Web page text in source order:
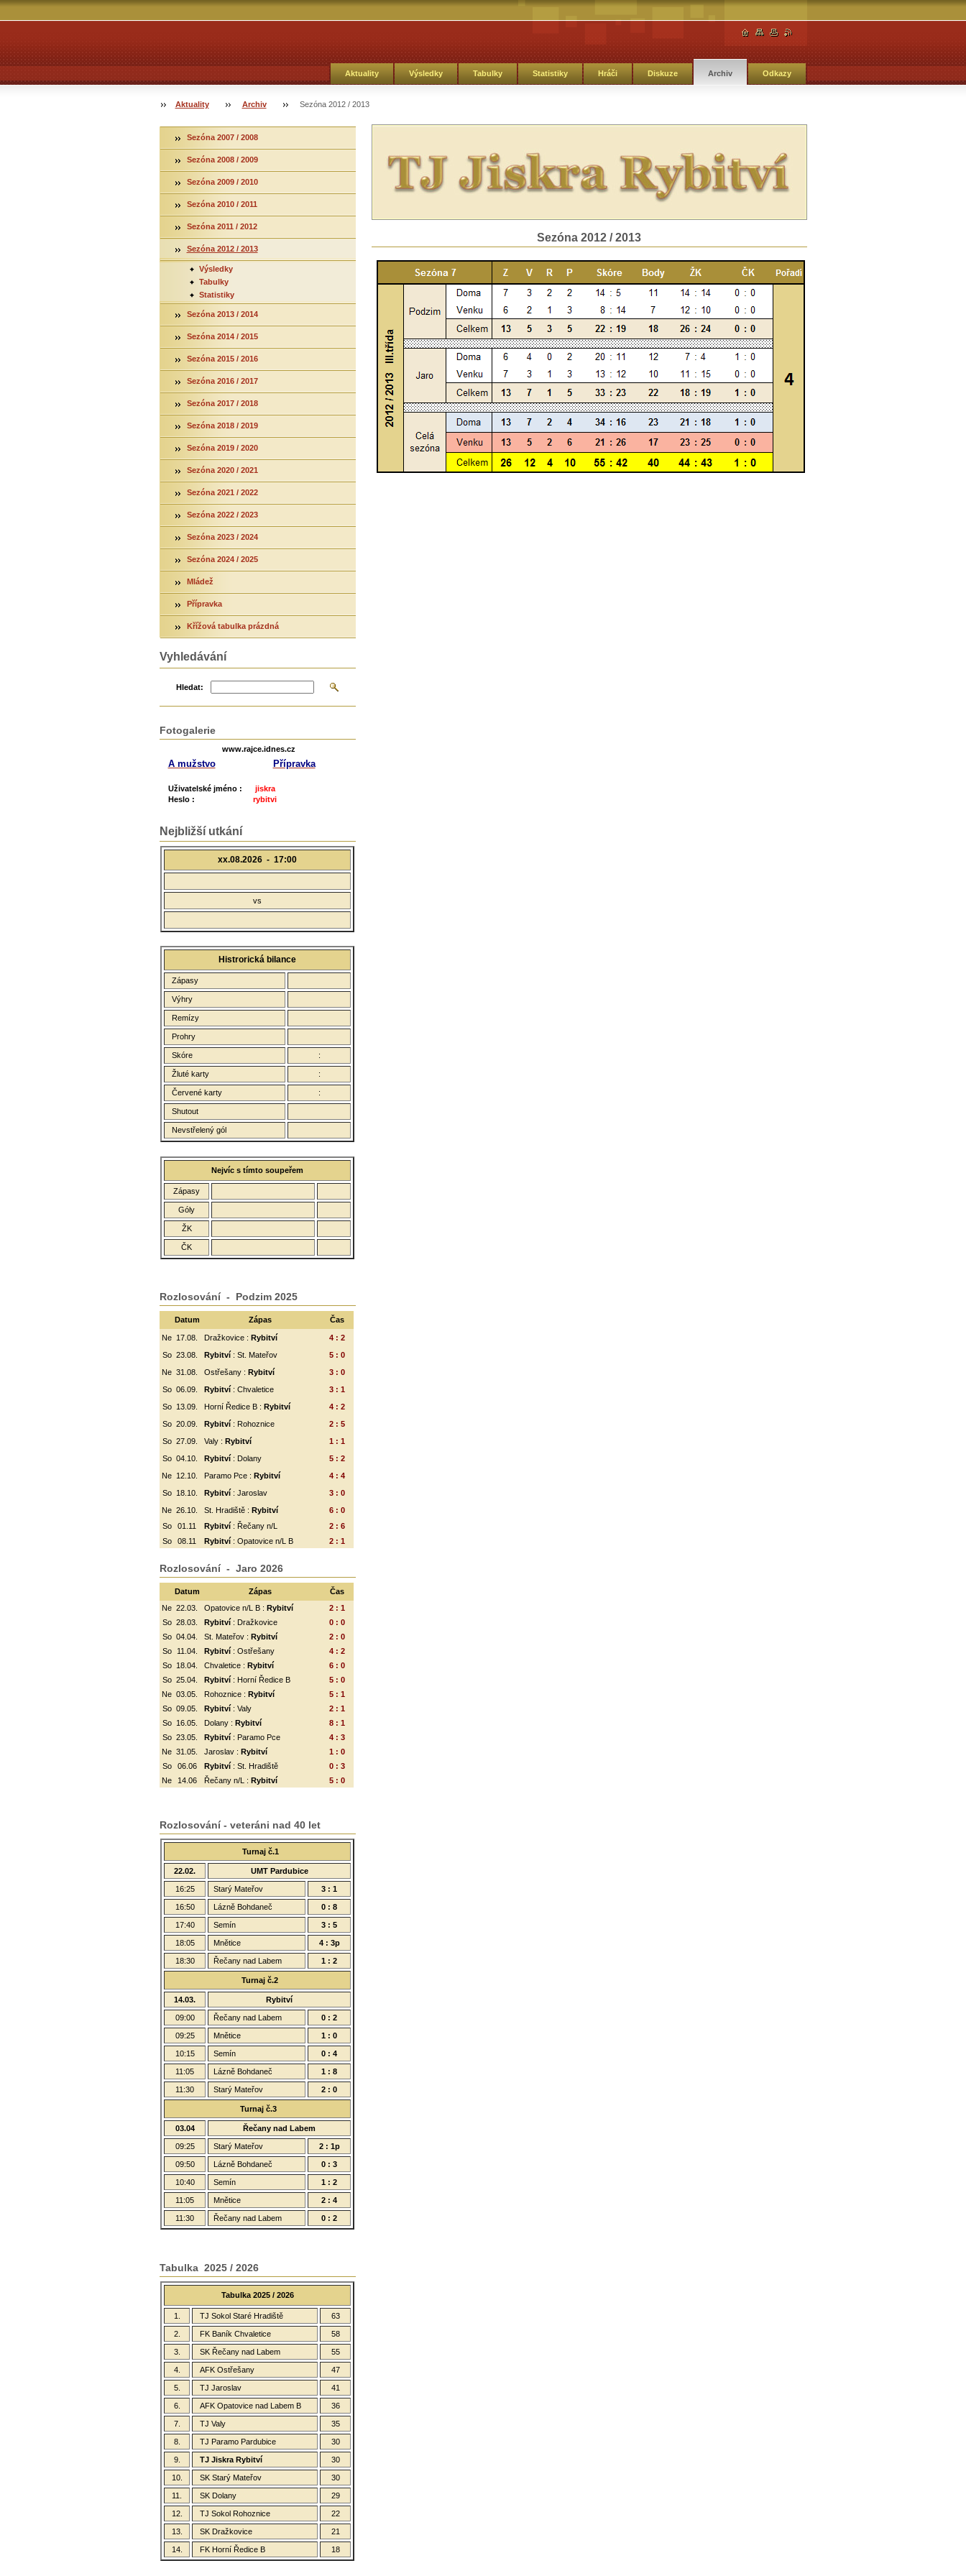
Aktuality Výsledky Tabulky Statistiky Hráči Diskuze Archiv Odkazy
Aktuality Archiv Sezóna 2012 / 2013
Sezóna 2012 / 2013
Sezóna 2007 / 2008
Sezóna 2008 / 2009
Sezóna 2009 / 2010
Sezóna 2010 / 2011
Sezóna 2011 / 2012
Sezóna 2012 / 2013
Výsledky
Tabulky
Statistiky
Sezóna 2013 / 2014
Sezóna 2014 / 2015
Sezóna 2015 / 2016
Sezóna 2016 / 2017
Sezóna 2017 / 2018
Sezóna 2018 / 2019
Sezóna 2019 / 2020
Sezóna 2020 / 2021
Sezóna 2021 / 2022
Sezóna 2022 / 2023
Sezóna 2023 / 2024
Sezóna 2024 / 2025
Mládež
Přípravka
Křížová tabulka prázdná
Vyhledávání
Hledat:
Fotogalerie
www.rajce.idnes.cz
A mužstvo Přípravka
Uživatelské jméno : jiskra
Heslo : rybitvi
Nejbližší utkání
xx.08.2026 - 17:00
vs
Histrorická bilance
Zápasy
Výhry
Remízy
Prohry
Skóre :
Žluté karty :
Červené karty :
Shutout
Nevstřelený gól
Nejvíc s tímto soupeřem
Zápasy
Góly
ŽK
ČK
Rozlosování - Podzim 2025
Datum Zápas Čas
Ne 17.08. Dražkovice : Rybitví
4 : 2
So 23.08. Rybitví: St. Mateřov
5 : 0
Ne 31.08. Ostřešany : Rybitví
3 : 0
So 06.09. Rybitví : Chvaletice
3 : 1
So
13.09. Horní Ředice B : Rybitví
4 : 2
So 20.09. Rybitví : Rohoznice
2 : 5
So 27.09. Valy : Rybitví
1 : 1
So 04.10. Rybitví : Dolany
5 : 2
Ne 12.10. Paramo Pce : Rybitví
4 : 4
So
18.10. Rybitví: Jaroslav
3 : 0
Ne 26.10. St. Hradiště : Rybitví
6 : 0
So
01.11 Rybitví: Řečany n/L
2 : 6
So
08.11 Rybitví: Opatovice n/L B 2 : 1
Rozlosování - Jaro 2026
Datum Zápas
Čas
Ne 22.03. Opatovice n/L B : Rybitví
2 : 1
So 28.03. Rybitví: Dražkovice
0 : 0
So 04.04. St. Mateřov : Rybitví
2 : 0
So
11.04. Rybitví : Ostřešany
4 : 2
So
18.04. Chvaletice : Rybitví
6 : 0
So 25.04. Rybitví : Horní Ředice B
5 : 0
Ne 03.05. Rohoznice : Rybitví
5 : 1
So 09.05. Rybitví : Valy
2 : 1
So
16.05. Dolany : Rybitví
8 : 1
So 23.05. Rybitví: Paramo Pce
4 : 3
Ne 31.05. Jaroslav : Rybitví
1 : 0
So
06.06 Rybitví: St. Hradiště
0 : 3
Ne
14.06 Řečany n/L : Rybitví 5 : 0
Rozlosování - veteráni nad 40 let
Turnaj č.1
22.02. UMT Pardubice
16:25 Starý Mateřov 3 : 1
16:50 Lázně Bohdaneč 0 : 8
17:40 Semín 3 : 5
18:05 Mnětice 4 : 3p
18:30 Řečany nad Labem 1 : 2
Turnaj č.2
14.03. Rybitví
09:00 Řečany nad Labem 0 : 2
09:25 Mnětice 1 : 0
10:15 Semín 0 : 4
11:05 Lázně Bohdaneč 1 : 8
11:30 Starý Mateřov 2 : 0
Turnaj č.3
03.04 Řečany nad Labem
09:25 Starý Mateřov 2 : 1p
09:50 Lázně Bohdaneč 0 : 3
10:40 Semín 1 : 2
11:05 Mnětice 2 : 4
11:30 Řečany nad Labem 0 : 2
Tabulka 2025 / 2026
Tabulka 2025 / 2026
1. TJ Sokol Staré Hradiště 63
2. FK Baník Chvaletice 58
3. SK Řečany nad Labem 55
4. AFK Ostřešany 47
5. TJ Jaroslav 41
6. AFK Opatovice nad Labem B 36
7. TJ Valy 35
8. TJ Paramo Pardubice 30
9. TJ Jiskra Rybitví 30
10. SK Starý Mateřov 30
11. SK Dolany 29
12. TJ Sokol Rohoznice 22
13. SK Dražkovice 21
14. FK Horní Ředice B 18